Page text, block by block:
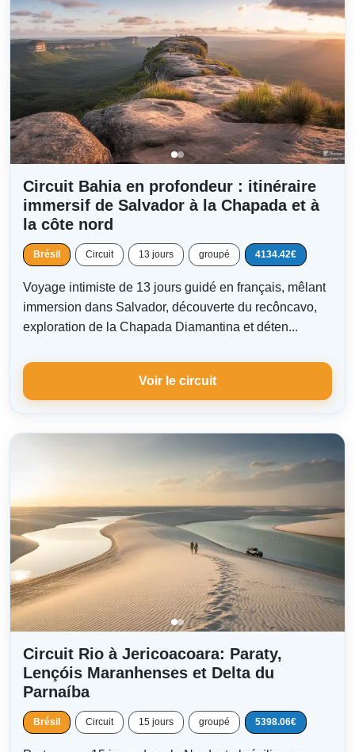
Circuit Bahia en profondeur : itinéraire
immersif de Salvador à la Chapada et à
la côte nord
Brésil Circuit 13 jours groupé 4134.42€
Voyage intimiste de 13 jours guidé en français, mêlant
immersion dans Salvador, découverte du recôncavo,
exploration de la Chapada Diamantina et déten...
Voir le circuit
Circuit Rio à Jericoacoara: Paraty,
Lençóis Maranhenses et Delta du
Parnaíba
Brésil Circuit 15 jours groupé 5398.06€